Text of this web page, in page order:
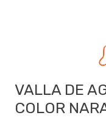
VALLA DE
COLOR